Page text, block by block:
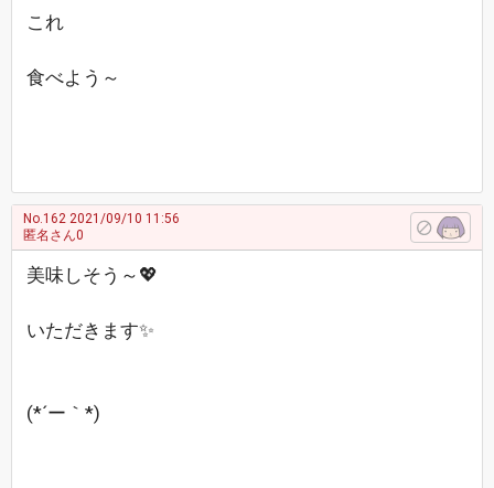
これ
食べよう～
No.162 2021/09/10 11:56
匿名さん0
美味しそう～💖
いただきます✨
(*´ー｀*)